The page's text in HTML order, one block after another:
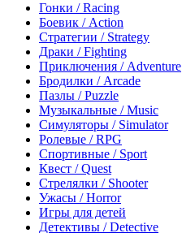
Гонки / Racing
Боевик / Action
Стратегии / Strategy
Драки / Fighting
Приключения / Adventure
Бродилки / Arcade
Пазлы / Puzzle
Музыкальные / Music
Симуляторы / Simulator
Ролевые / RPG
Спортивные / Sport
Квест / Quest
Стрелялки / Shooter
Ужасы / Horror
Игры для детей
Детективы / Detective